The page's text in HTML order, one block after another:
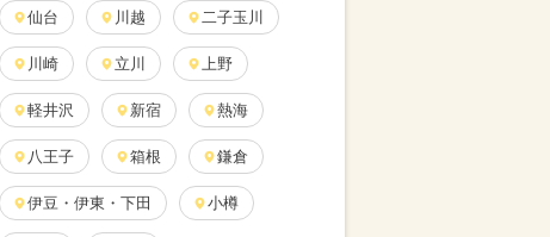
仙台 川越 二子玉川
川崎 立川 上野
軽井沢 新宿 熱海
八王子 箱根 鎌倉
伊豆・伊東・下田 小樽